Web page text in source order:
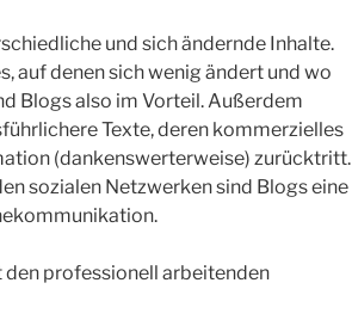
und sich ändernde Inhalte.
auf denen sich wenig ändert und wo
Blogs also im Vorteil. Außerdem
Texte, deren kommerzielles
(dankenswerterweise) zurücktritt.
sozialen Netzwerken sind Blogs eine
professionell arbeitenden